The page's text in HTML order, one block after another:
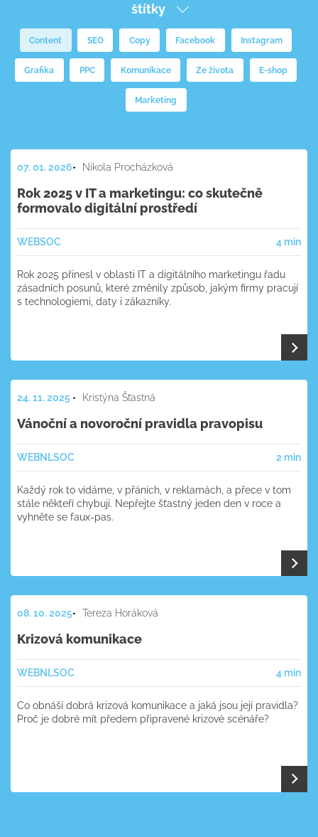
07. 01. 2026 Nikola Procházková
Rok 2025 v IT a marketingu: co skutečně
formovalo digitální prostředí
WEBSOC 4 min
Rok 2025 přinesl v oblasti IT a digitálního marketingu řadu
zásadních posunů, které změnily způsob, jakým firmy pracují
s technologiemi, daty i zákazníky.
24. 11. 2025 Kristýna Šťastná
Vánoční a novoroční pravidla pravopisu
WEBNLSOC 2 min
Každý rok to vídáme, v přáních, v reklamách, a přece v tom
stále někteří chybují. Nepřejte šťastný jeden den v roce a
vyhněte se faux-pas.
08. 10. 2025 Tereza Horáková
Krizová komunikace
WEBNLSOC 4 min
Co obnáší dobrá krizová komunikace a jaká jsou její pravidla?
Proč je dobré mít předem připravené krizové scénáře?
štítky
Content SEO Copy Facebook Instagram
Grafika PPC Komunikace Ze života E-shop
Marketing